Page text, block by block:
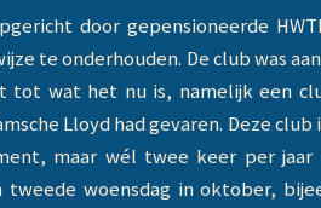
door gepensioneerde
te onderhouden. De club was
tot wat het nu is, namelijk een
Lloyd had gevaren. Deze
maar wél twee keer per
tweede woensdag in oktober,